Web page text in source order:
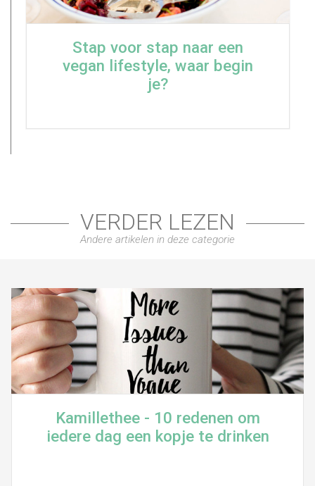
Stap voor stap naar een
vegan lifestyle, waar begin
je?
VERDER LEZEN
Andere artikelen in deze categorie
Kamillethee - 10 redenen om
iedere dag een kopje te drinken